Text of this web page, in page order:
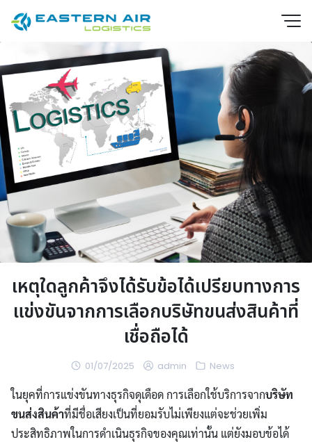
เหตุใดลูกค้าจึงได้รับข้อได้เปรียบทางการ
แข่งขันจากการเลือกบริษัทขนส่งสินค้าที่
เชื่อถือได้
01/07/2025 admin News
ในยุคที่การแข่งขันทางธุรกิจดุเดือด การเลือกใช้บริการจากบริษัท
ขนส่งสินค้าที่มีชื่อเสียงเป็นที่ยอมรับไม่เพียงแต่จะช่วยเพิ่ม
ประสิทธิภาพในการดำเนินธุรกิจของคุณเท่านั้น แต่ยังมอบข้อได้